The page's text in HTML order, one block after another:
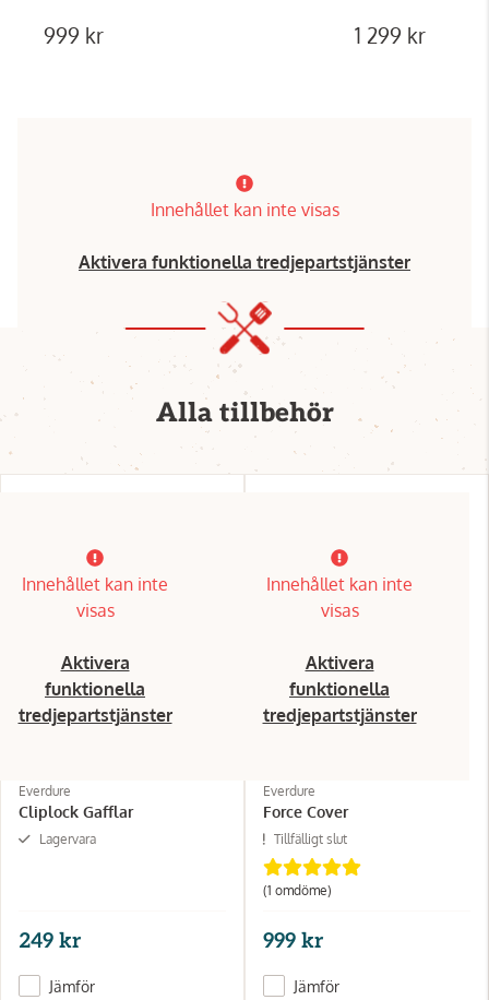
999 kr 1 299 kr
Innehållet kan inte visas
Aktivera funktionella tredjepartstjänster
Alla tillbehör
Innehållet kan inte
visas
Aktivera
funktionella
tredjepartstjänster
Everdure
Cliplock Gafflar
Lagervara
249 kr
Jämför
Innehållet kan inte
visas
Aktivera
funktionella
tredjepartstjänster
Everdure
Force Cover
Tillfälligt slut
(1 omdöme)
999 kr
Jämför